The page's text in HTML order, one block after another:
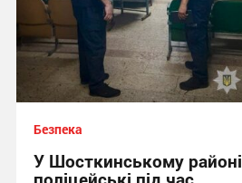
Безпека
У Шосткинському районі